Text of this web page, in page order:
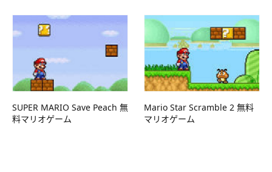
SUPER MARIO Save Peach 無
料マリオゲーム
Mario Star Scramble 2 無料
マリオゲーム